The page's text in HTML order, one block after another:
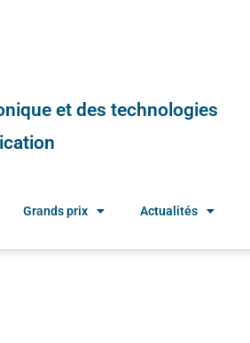
et des technologies
Grands prix Actualités